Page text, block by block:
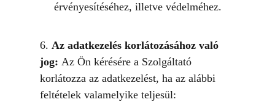
érvényesítéséhez, illetve védelméhez.
6. Az adatkezelés korlátozásához való
jog: Az Ön kérésére a Szolgáltató
korlátozza az adatkezelést, ha az alábbi
feltételek valamelyike teljesül: